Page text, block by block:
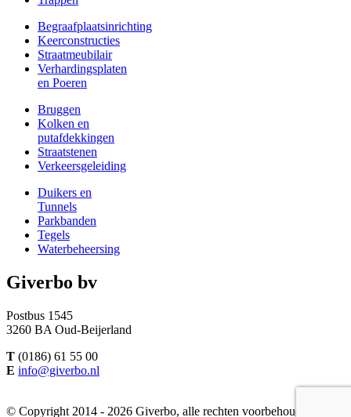
Begraafplaatsinrichting
Keerconstructies
Straatmeubilair
Verhardingsplaten
en Poeren
Bruggen
Kolken en
putafdekkingen
Straatstenen
Verkeersgeleiding
Duikers en
Tunnels
Parkbanden
Tegels
Waterbeheersing
Giverbo bv
Postbus 1545
3260 BA Oud-Beijerland
T (0186) 61 55 00
E info@giverbo.nl
© Copyright 2014 - 2026 Giverbo, alle rechten voorbehouden